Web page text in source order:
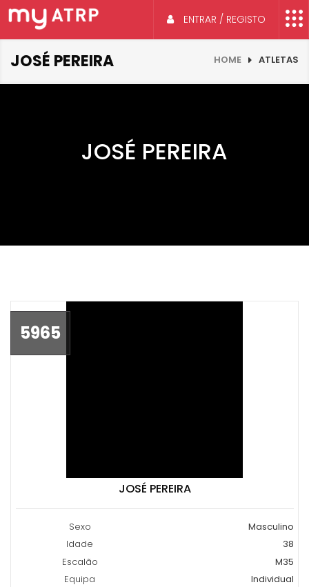
ENTRAR / REGISTO
JOSÉ PEREIRA HOME ATLETAS
JOSÉ PEREIRA
5965
JOSÉ PEREIRA
Sexo
Masculino
Idade
38
Escalão
M35
Equipa
Individual